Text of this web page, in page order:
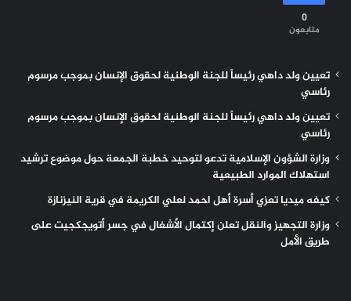
0
متابعون
تعيين ولد داهي رئيساً للجنة الوطنية لحقوق الإنسان بموجب مرسوم
رئاسي
تعيين ولد داهي رئيساً للجنة الوطنية لحقوق الإنسان بموجب مرسوم
رئاسي
وزارة الشؤون الإسلامية تدعو لتوحيد خطبة الجمعة حول موضوع ترشيد
استهلاك الموارد الطبيعية
كيفه ميديا تعزي أسرة أهل احمد لعلي الكريمة في قرية النيزنازة
وزارة التجهيز والنقل تعلن إكتمال الأشغال في جسر أتويجكجيت على
طريق الأمل